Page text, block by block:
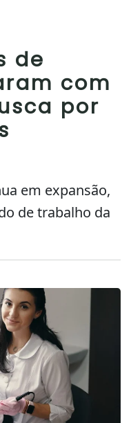
de
com
por
em expansão,
de trabalho da